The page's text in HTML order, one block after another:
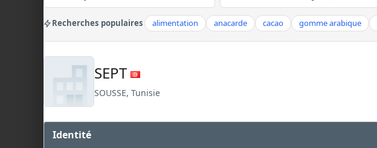
Recherches populaires alimentation anacarde cacao gomme arabique
SEPT
SOUSSE, Tunisie
Identité